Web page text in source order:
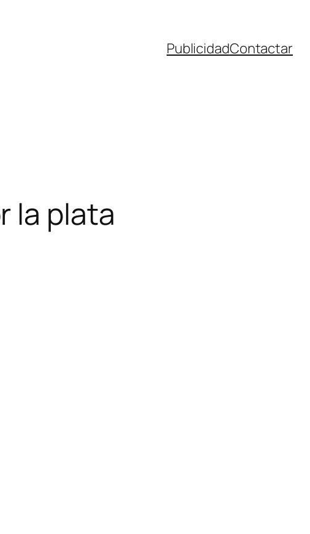
PublicidadContactar
la plata